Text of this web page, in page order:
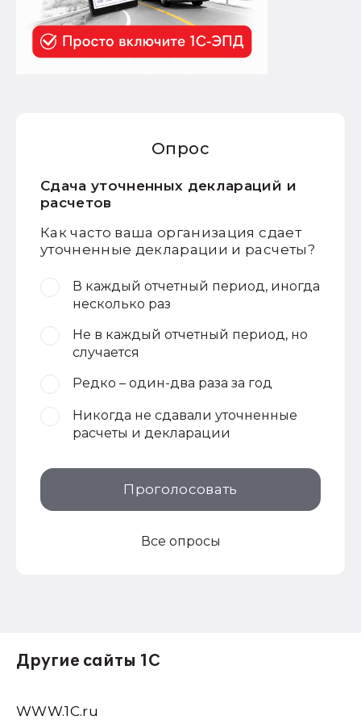
Опрос
Сдача уточненных деклараций и
расчетов
Как часто ваша организация сдает
уточненные декларации и расчеты?
В каждый отчетный период, иногда
несколько раз
Не в каждый отчетный период, но
случается
Редко – один-два раза за год
Никогда не сдавали уточненные
расчеты и декларации
Проголосовать
Все опросы
Другие сайты 1С
WWW.1С.ru